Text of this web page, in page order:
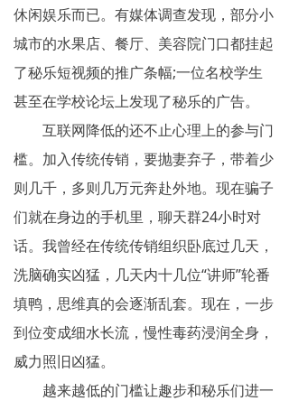
休闲娱乐而已。有媒体调查发现，部分小
城市的水果店、餐厅、美容院门口都挂起
了秘乐短视频的推广条幅;一位名校学生
甚至在学校论坛上发现了秘乐的广告。
互联网降低的还不止心理上的参与门
槛。加入传统传销，要抛妻弃子，带着少
则几千，多则几万元奔赴外地。现在骗子
们就在身边的手机里，聊天群24小时对
话。我曾经在传统传销组织卧底过几天，
洗脑确实凶猛，几天内十几位“讲师”轮番
填鸭，思维真的会逐渐乱套。现在，一步
到位变成细水长流，慢性毒药浸润全身，
威力照旧凶猛。
越来越低的门槛让趣步和秘乐们进一